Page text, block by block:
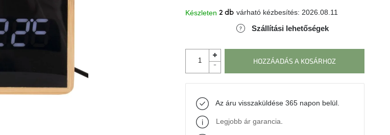
Készleten várható kézbesítés: 2026.08.11
Szállítási lehetőségek
2 db
HOZZÁADÁS A KOSÁRHOZ
Az áru visszaküldése 365 napon belül.
Legjobb ár garancia